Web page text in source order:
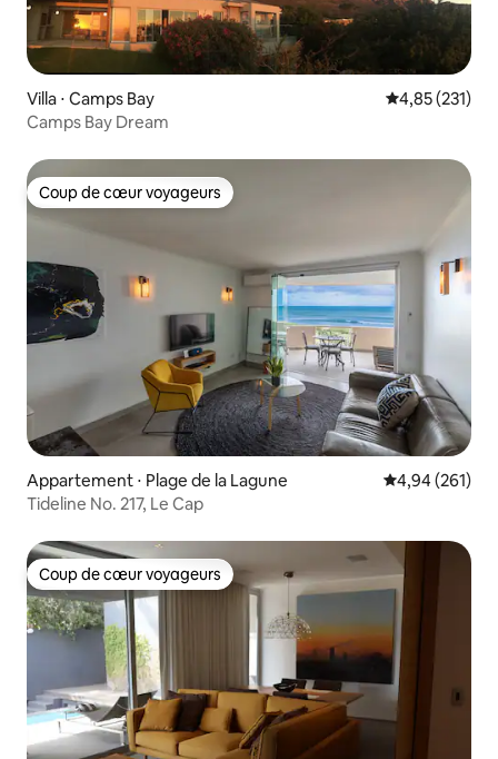
Villa ⋅ Camps Bay Évaluation
4,85 (231)
Camps Bay Dream
Coup de cœur voyageurs
Coup de cœur voyageurs
Appartement ⋅ Plage de la Lagune Évaluation
4,94 (261)
Tideline No. 217, Le Cap
Coup de cœur voyageurs
Coup de cœur voyageurs